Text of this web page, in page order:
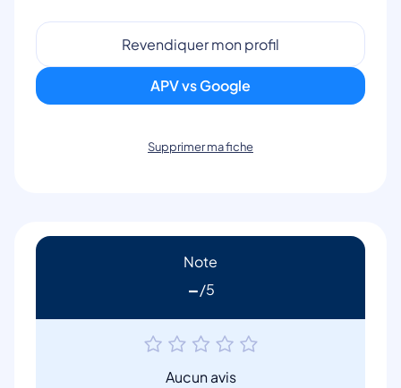
Revendiquer mon profil
APV vs Google
Supprimer ma fiche
Note
-
Aucun avis